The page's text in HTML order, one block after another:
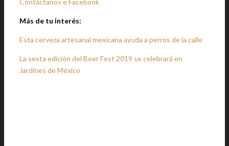
Contáctanos e Facebook
Más de tu interés:
Esta cerveza artesanal mexicana ayuda a perros de la calle
La sexta edición del Beer Fest 2019 se celebrará en
Jardines de México